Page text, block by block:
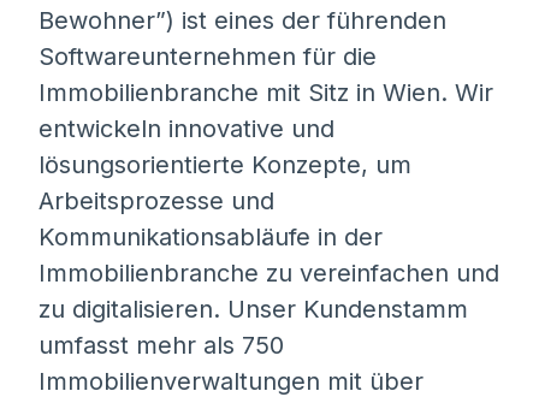
Bewohner”) ist eines der führenden
Softwareunternehmen für die
Immobilienbranche mit Sitz in Wien. Wir
entwickeln innovative und
lösungsorientierte Konzepte, um
Arbeitsprozesse und
Kommunikationsabläufe in der
Immobilienbranche zu vereinfachen und
zu digitalisieren. Unser Kundenstamm
umfasst mehr als 750
Immobilienverwaltungen mit über